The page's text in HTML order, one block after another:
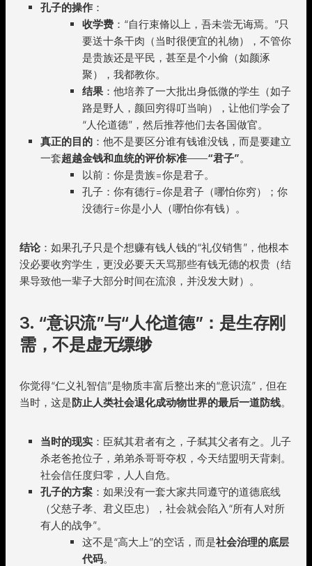
孔子的操作 ：
收学费 ：“自行束脩以上，吾未尝无诲焉。”只
要送十条干肉（当时很便宜的礼物），不管你
是贵族还是平民，甚至是个小偷（如颜涿
聚），我都教你。
结果 ：他培养了一大批出身低微的学生（如子
路是野人，颜回穷得叮当响），让他们学会了
“人伦道德”，然后推荐他们去各国做官。
真正的目的 ：他不是要区分谁有钱谁没钱，而是要建立
一套超越金钱和血统的评价标准——“君子”。
以前：你是贵族=你是君子。
孔子：你有德行=你是君子（哪怕你穷）；你
没德行=你是小人（哪怕你有钱）。
结论：如果孔子只是个想赚有钱人钱的“礼仪销售”，他根本
没必要收穷学生，更没必要天天骂那些有钱无德的权贵（结
果导致他一辈子大部分时间在流浪，并没发大财）。
3. “意识流”与“人伦道德”：是生存刚
需，不是虚无缥缈
你觉得“仁义礼智信”是物质丰富后整出来的“意识流”，但在
当时，这是防止人类社会退化成动物世界的最后一道防线。
当时的现实 ：臣弑其君者有之，子弑其父者有之。儿子
杀老爸抢位子，弟弟杀哥哥夺权，今天结盟明天背刺。
社会信任度归零，人人自危。
孔子的方案 ：如果没有一套大家共同遵守的道德底线
（父慈子孝、君义臣忠），社会就会陷入“所有人对所
有人的战争”。
这不是“高大上”的空话，而是社会治理的底层
代码。